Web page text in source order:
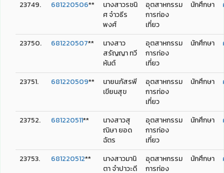
23749. 681220506**
นางสาวรชนิ
ศ จ๋าวธีร
พงศ์
อุตสาหกรรม
การท่อง
เที่ยว
นักศึกษา
23750. 681220507**
นางสาว
สรัญญา ทวี
หันต์
อุตสาหกรรม
การท่อง
เที่ยว
นักศึกษา
23751. 681220509**
นายนภัสรพี
เขียนสุข
อุตสาหกรรม
การท่อง
เที่ยว
นักศึกษา
23752. 681220511**
นางสาวสุ
ณิษา ยอด
ฉัตร
อุตสาหกรรม
การท่อง
เที่ยว
นักศึกษา
23753. 681220512**
นางสาวมานิ
ตา จำปาวะดี
อุตสาหกรรม
การท่อง
นักศึกษา